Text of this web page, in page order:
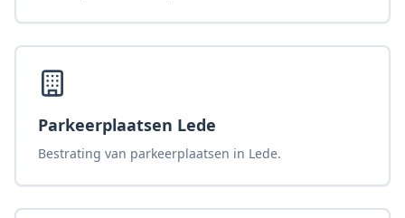
Parkeerplaatsen Lede
Bestrating van parkeerplaatsen in Lede.